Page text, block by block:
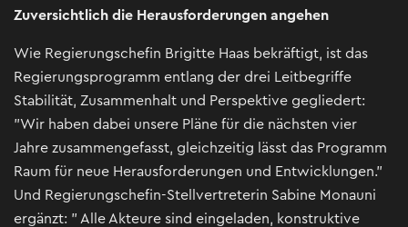
Zuversichtlich die Herausforderungen angehen
Wie Regierungschefin Brigitte Haas bekräftigt, ist das
Regierungsprogramm entlang der drei Leitbegriffe
Stabilität, Zusammenhalt und Perspektive gegliedert:
"Wir haben dabei unsere Pläne für die nächsten vier
Jahre zusammengefasst, gleichzeitig lässt das Programm
Raum für neue Herausforderungen und Entwicklungen."
Und Regierungschefin-Stellvertreterin Sabine Monauni
ergänzt: " Alle Akteure sind eingeladen, konstruktive